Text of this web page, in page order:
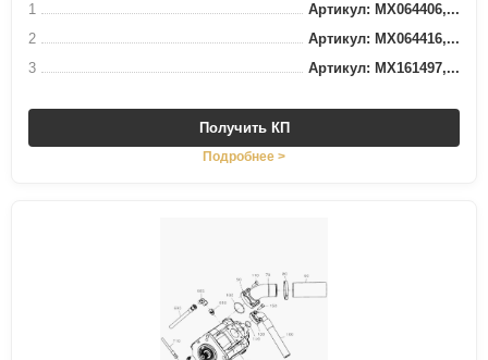
1
Артикул: MX064406,...
2
Артикул: MX064416,...
3
Артикул: MX161497,...
Получить КП
Подробнее >